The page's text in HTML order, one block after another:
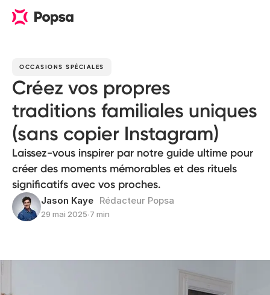
OCCASIONS SPÉCIALES
Créez vos propres
traditions familiales uniques
(sans copier Instagram)
Laissez-vous inspirer par notre guide ultime pour
créer des moments mémorables et des rituels
significatifs avec vos proches.
Jason Kaye Rédacteur Popsa
29 mai 2025∙7 min